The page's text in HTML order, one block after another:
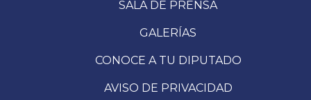
SALA DE PRENSA
GALERÍAS
CONOCE A TU DIPUTADO
AVISO DE PRIVACIDAD